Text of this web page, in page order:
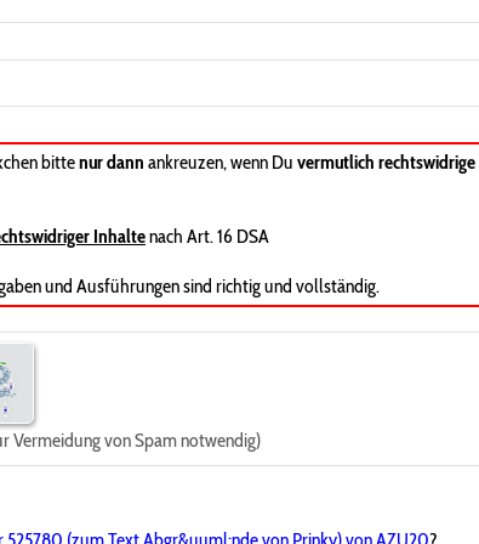
bittenur dann ankreuzen, wenn Du vermutlich rechtswidrige
Inhaltenach Art. 16 DSA
und Ausführungen sind richtig und vollständig.
Vermeidung von Spam notwendig)
525780 (zum Text Abgr&uuml;nde von Prinky) von AZU20?